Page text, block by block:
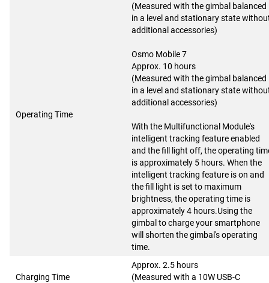
Operating Time
(Measured with the gimbal balanced
in a level and stationary state
additional accessories)
Osmo Mobile 7
Approx. 10 hours
(Measured with the gimbal balanced
in a level and stationary state
additional accessories)
With the Multifunctional Module's
intelligent tracking feature enabled
and the fill light off, the operating
is approximately 5 hours. When the
intelligent tracking feature is on and
the fill light is set to maximum
brightness, the operating time is
approximately 4 hours.Using the
gimbal to charge your smartphone
will shorten the gimbal's operating
time.
Charging Time
Approx. 2.5 hours
(Measured with a 10W USB-C